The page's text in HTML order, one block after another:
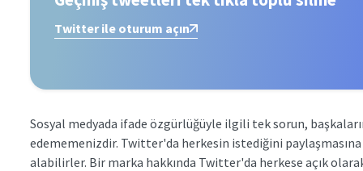
Twitter ile oturum açın
Sosyal medyada ifade özgürlüğüyle ilgili tek sorun,
edememenizdir. Twitter'da herkesin istediğini
alabilirler. Bir marka hakkında Twitter'da herkese açık